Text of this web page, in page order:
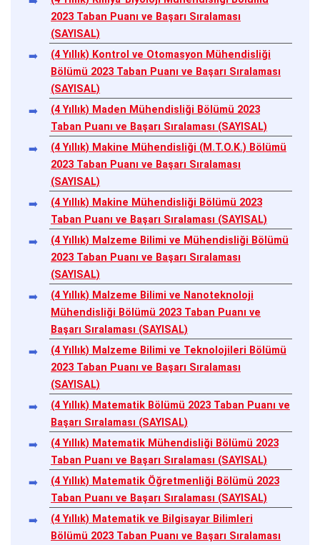
2023 Taban Puanı ve Başarı Sıralaması
(SAYISAL)
(4 Yıllık) Kontrol ve Otomasyon Mühendisliği
Bölümü 2023 Taban Puanı ve Başarı Sıralaması
(SAYISAL)
(4 Yıllık) Maden Mühendisliği Bölümü 2023
Taban Puanı ve Başarı Sıralaması (SAYISAL)
(4 Yıllık) Makine Mühendisliği (M.T.O.K.) Bölümü
2023 Taban Puanı ve Başarı Sıralaması
(SAYISAL)
(4 Yıllık) Makine Mühendisliği Bölümü 2023
Taban Puanı ve Başarı Sıralaması (SAYISAL)
(4 Yıllık) Malzeme Bilimi ve Mühendisliği Bölümü
2023 Taban Puanı ve Başarı Sıralaması
(SAYISAL)
(4 Yıllık) Malzeme Bilimi ve Nanoteknoloji
Mühendisliği Bölümü 2023 Taban Puanı ve
Başarı Sıralaması (SAYISAL)
(4 Yıllık) Malzeme Bilimi ve Teknolojileri Bölümü
2023 Taban Puanı ve Başarı Sıralaması
(SAYISAL)
(4 Yıllık) Matematik Bölümü 2023 Taban Puanı ve
Başarı Sıralaması (SAYISAL)
(4 Yıllık) Matematik Mühendisliği Bölümü 2023
Taban Puanı ve Başarı Sıralaması (SAYISAL)
(4 Yıllık) Matematik Öğretmenliği Bölümü 2023
Taban Puanı ve Başarı Sıralaması (SAYISAL)
(4 Yıllık) Matematik ve Bilgisayar Bilimleri
Bölümü 2023 Taban Puanı ve Başarı Sıralaması